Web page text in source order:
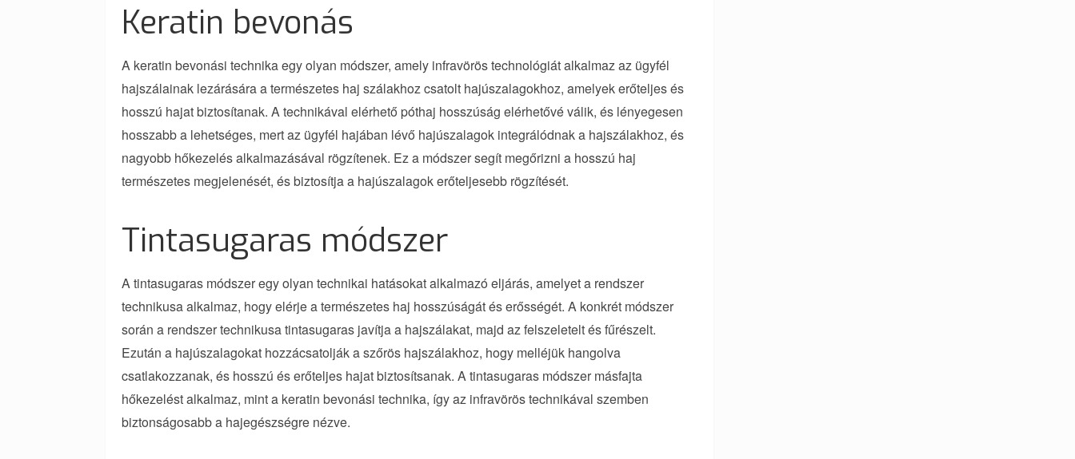
Keratin bevonás
A keratin bevonási technika egy olyan módszer, amely infravörös technológiát alkalmaz az ügyfél
hajszálainak lezárására a természetes haj szálakhoz csatolt hajúszalagokhoz, amelyek erőteljes és
hosszú hajat biztosítanak. A technikával elérhető póthaj hosszúság elérhetővé válik, és lényegesen
hosszabb a lehetséges, mert az ügyfél hajában lévő hajúszalagok integrálódnak a hajszálakhoz, és
nagyobb hőkezelés alkalmazásával rögzítenek. Ez a módszer segít megőrizni a hosszú haj
természetes megjelenését, és biztosítja a hajúszalagok erőteljesebb rögzítését.
Tintasugaras módszer
A tintasugaras módszer egy olyan technikai hatásokat alkalmazó eljárás, amelyet a rendszer
technikusa alkalmaz, hogy elérje a természetes haj hosszúságát és erősségét. A konkrét módszer
során a rendszer technikusa tintasugaras javítja a hajszálakat, majd az felszeletelt és fűrészelt.
Ezután a hajúszalagokat hozzácsatolják a szőrös hajszálakhoz, hogy melléjük hangolva
csatlakozzanak, és hosszú és erőteljes hajat biztosítsanak. A tintasugaras módszer másfajta
hőkezelést alkalmaz, mint a keratin bevonási technika, így az infravörös technikával szemben
biztonságosabb a hajegészségre nézve.